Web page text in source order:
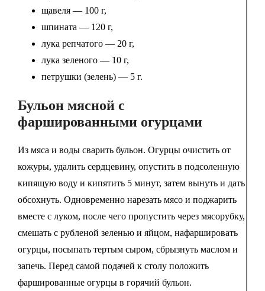
щавеля — 100 г,
шпината — 120 г,
лука репчатого — 20 г,
лука зеленого — 10 г,
петрушки (зелень) — 5 г.
Бульон мясной с
фаршированными огурцами
Из мяса и воды сварить бульон. Огурцы очистить от
кожуры, удалить сердцевину, опустить в подсоленную
кипящую воду и кипятить 5 минут, затем вынуть и дать
обсохнуть. Одновременно нарезать мясо и поджарить
вместе с луком, после чего пропустить через мясорубку,
смешать с рубленой зеленью и яйцом, нафаршировать
огурцы, посыпать тертым сыром, сбрызнуть маслом и
запечь. Перед самой подачей к столу положить
фаршированные огурцы в горячий бульон.